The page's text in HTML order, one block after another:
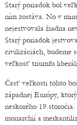
Starý poriadok bol
ním zostáva. No v
nejestvovala žiadna
Starý poriadok
civilizáciách, budeme
veľkosť triumfu
Časť veľkosti tohto
západnej Európy,
neskorého
monarchií a